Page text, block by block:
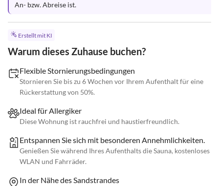
An- bzw. Abreise ist.
Erstellt mit KI
Warum dieses Zuhause buchen?
Flexible Stornierungsbedingungen
Stornieren Sie bis zu 6 Wochen vor Ihrem Aufenthalt für eine
Rückerstattung von 50%.
Ideal für Allergiker
Diese Wohnung ist rauchfrei und haustierfreundlich.
Entspannen Sie sich mit besonderen Annehmlichkeiten.
Genießen Sie während Ihres Aufenthalts die Sauna, kostenloses
WLAN und Fahrräder.
In der Nähe des Sandstrandes